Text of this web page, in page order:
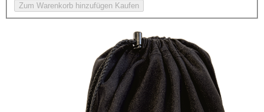
Zum Warenkorb hinzufügen Kaufen